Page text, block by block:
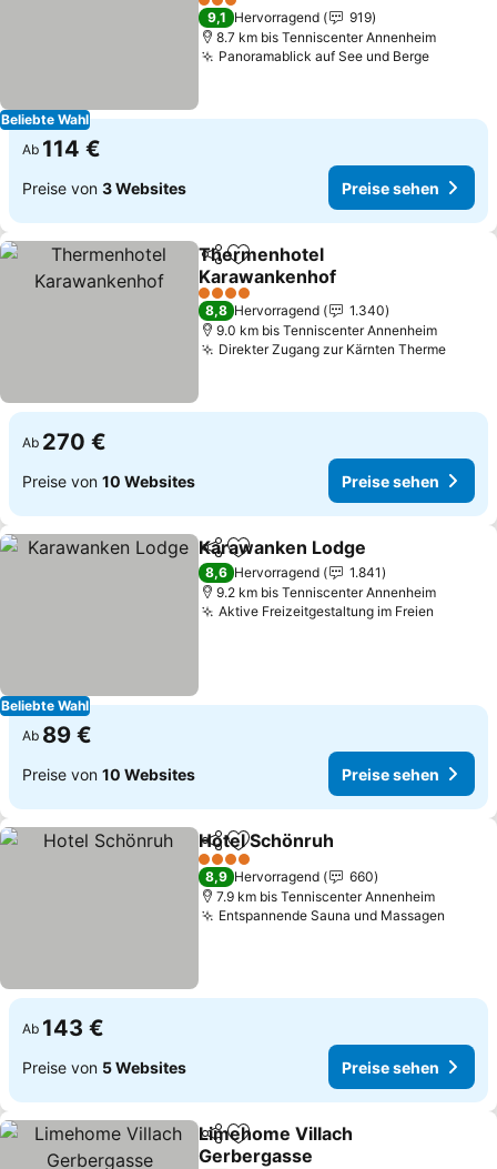
Beliebte Wahl
3 Sterne
9,1 Hervorragend
919
8.7 km bis Tenniscenter Annenheim
Panoramablick auf See und Berge
Ab 114 €
Preise von 3 Websites Preise sehen
TeilenZu Favoriten hinzufügen
Thermenhotel
Karawankenhof
4 Sterne
8,8 Hervorragend
1.340
9.0 km bis Tenniscenter Annenheim
Direkter Zugang zur Kärnten Therme
Ab 270 €
Preise von 10 Websites Preise sehen
Beliebte Wahl
TeilenZu Favoriten hinzufügen
Karawanken Lodge
8,6 Hervorragend
1.841
9.2 km bis Tenniscenter Annenheim
Aktive Freizeitgestaltung im Freien
Ab 89 €
Preise von 10 Websites Preise sehen
TeilenZu Favoriten hinzufügen
Hotel Schönruh
4 Sterne
8,9 Hervorragend
660
7.9 km bis Tenniscenter Annenheim
Entspannende Sauna und Massagen
Ab 143 €
Preise von 5 Websites Preise sehen
TeilenZu Favoriten hinzufügen
Limehome Villach
Gerbergasse